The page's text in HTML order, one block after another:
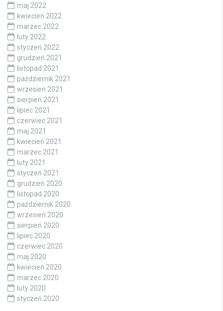
maj 2022
kwiecień 2022
marzec 2022
luty 2022
styczeń 2022
grudzień 2021
listopad 2021
październik 2021
wrzesień 2021
sierpień 2021
lipiec 2021
czerwiec 2021
maj 2021
kwiecień 2021
marzec 2021
luty 2021
styczeń 2021
grudzień 2020
listopad 2020
październik 2020
wrzesień 2020
sierpień 2020
lipiec 2020
czerwiec 2020
maj 2020
kwiecień 2020
marzec 2020
luty 2020
styczeń 2020